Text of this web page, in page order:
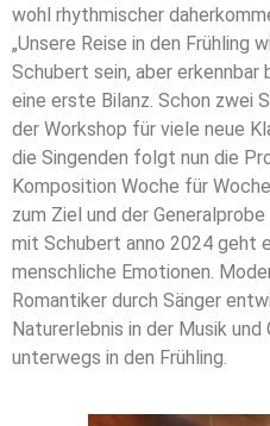
wohl rhythmischer
„Unsere Reise in den Frühling
Schubert sein, aber erkennbar
eine erste Bilanz. Schon zwei
der Workshop für viele neue
die Singenden folgt nun die
Komposition Woche für
zum Ziel und der
mit Schubert anno 2024 geht
menschliche Emotionen.
Romantiker durch Sänger
Naturerlebnis in der Musik
unterwegs in den Frühling.